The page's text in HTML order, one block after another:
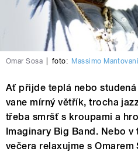
Omar Sosa foto: Massimo Mantovani
Ať přijde teplá nebo
vane mírný větřík, trocha
třeba smršť s kroupami a
Imaginary Big Band. Nebo
večera relaxujme s Omarem